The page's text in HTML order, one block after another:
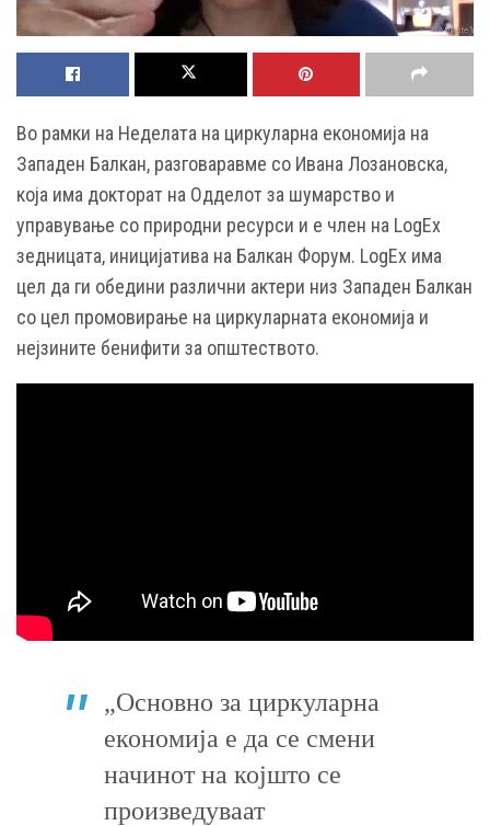
Во рамки на Неделата на циркуларна економија на
Западен Балкан, разговаравме со Ивана Лозановска,
која има докторат на Одделот за шумарство и
управување со природни ресурси и е член на LogEx
зедницата, иницијатива на Балкан Форум. LogEx има
цел да ги обедини различни актери низ Западен Балкан
со цел промовирање на циркуларната економија и
нејзините бенифити за општеството.
„Основно за циркуларна
економија е да се смени
начинот на којшто се
произведуваат